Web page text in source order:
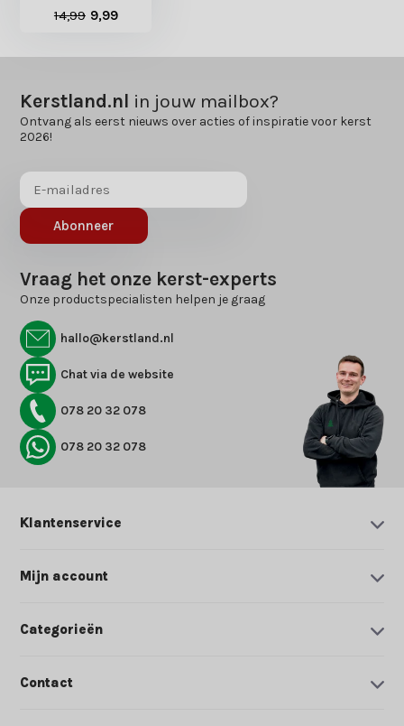
14,99 9,99
Kerstland.nl in jouw mailbox?
Ontvang als eerst nieuws over acties of inspiratie voor kerst
2026!
Abonneer
Vraag het onze kerst-experts
Onze productspecialisten helpen je graag
hallo@kerstland.nl
Chat via de website
078 20 32 078
078 20 32 078
Klantenservice
Mijn account
Categorieën
Contact